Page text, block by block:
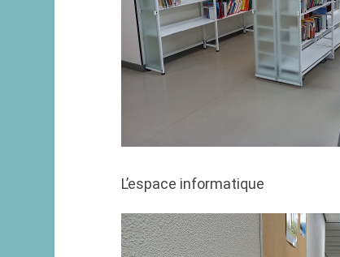
L’espace informatique